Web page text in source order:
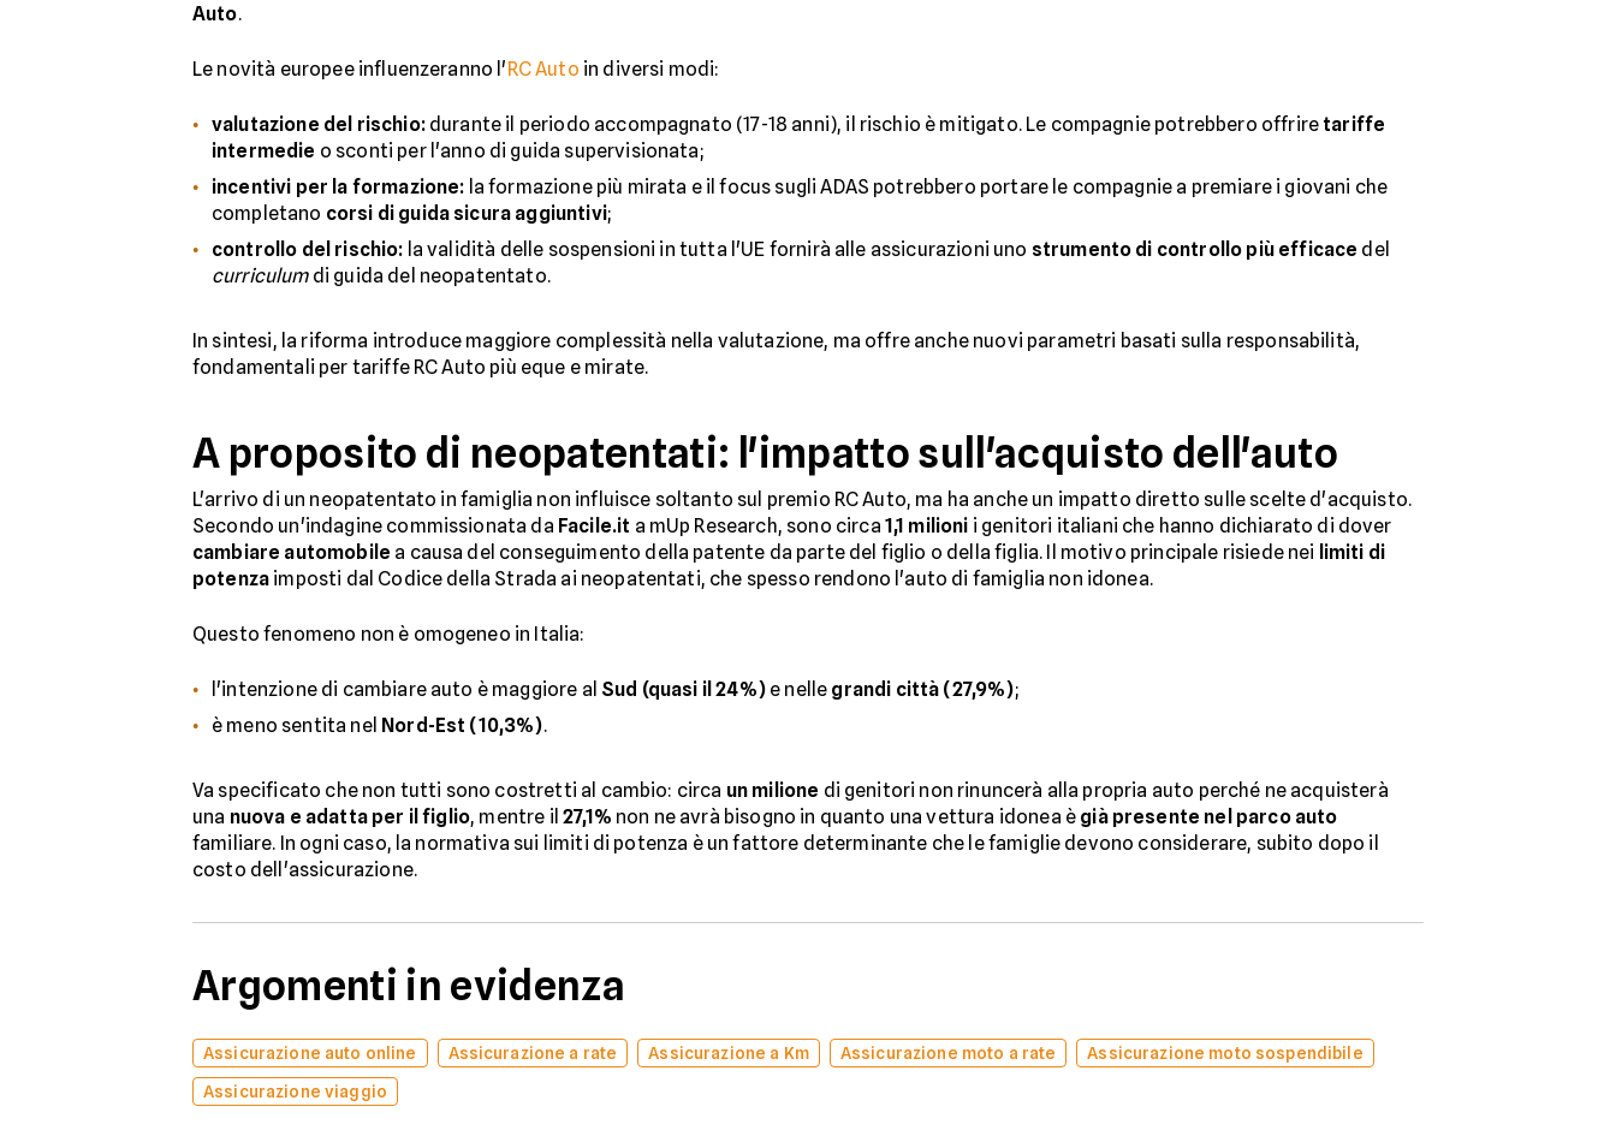
Auto.
Le novità europee influenzeranno l'RC Auto in diversi modi:
valutazione del rischio:durante il periodo accompagnato (17-18 anni), il rischio è mitigato. Le compagnie potrebbero offrire tariffe
intermedie o sconti per l'anno di guida supervisionata;
incentivi per la formazione: la formazione più mirata e il focus sugli ADAS potrebbero portare le compagnie a premiare i giovani che
completano corsi di guida sicura aggiuntivi;
controllo del rischio: la validità delle sospensioni in tutta l'UE fornirà alle assicurazioni uno strumento di controllo più efficace del
curriculumdi guida del neopatentato.
In sintesi, la riforma introduce maggiore complessità nella valutazione, ma offre anche nuovi parametri basati sulla responsabilità,
fondamentali per tariffe RC Auto più eque e mirate.
A proposito di neopatentati: l'impatto sull'acquisto dell'auto
L'arrivo di un neopatentato in famiglia non influisce soltanto sul premio RC Auto, ma ha anche un impatto diretto sulle scelte d'acquisto.
Secondo un'indagine commissionata da Facile.it a mUp Research, sono circa 1,1 milioni i genitori italiani che hanno dichiarato di dover
cambiare automobile a causa del conseguimento della patente da parte del figlio o della figlia. Il motivo principale risiede nei limiti di
potenza imposti dal Codice della Strada ai neopatentati, che spesso rendono l'auto di famiglia non idonea.
Questo fenomeno non è omogeneo in Italia:
l'intenzione di cambiare auto è maggiore al Sud (quasi il 24%)e nelle grandi città (27,9%);
è meno sentita nel Nord-Est (10,3%).
Va specificato che non tutti sono costretti al cambio: circa un milione di genitori non rinuncerà alla propria auto perché ne acquisterà
una nuova e adatta per il figlio, mentre il27,1% non ne avrà bisogno in quanto una vettura idonea è già presente nel parco auto
familiare. In ogni caso, la normativa sui limiti di potenza è un fattore determinante che le famiglie devono considerare, subito dopo il
costo dell'assicurazione.
Argomenti in evidenza
Assicurazione auto online Assicurazione a rate Assicurazione a Km Assicurazione moto a rate
Assicurazione moto sospendibile
Assicurazione viaggio